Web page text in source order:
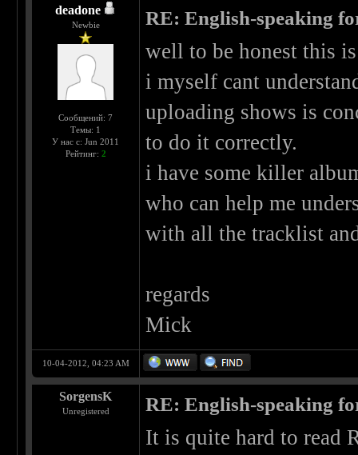
deadone
Newbie
Сообщений: 7
Темы: 1
У нас с: Jun 2011
Рейтинг: 2
RE: English-speaking
well to be honest this
i myself cant
uploading shows is
to do it correctly.
i have some killer
who can help me
with all the tracklist
regards
Mick
10-04-2012, 04:23 AM
SorgensK
Unregistered RE: English-speaking
It is quite hard to read